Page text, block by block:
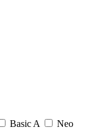
Basic A
Neo